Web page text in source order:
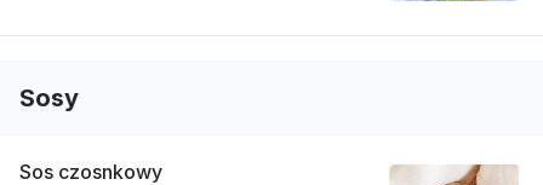
Sosy
Sos czosnkowy